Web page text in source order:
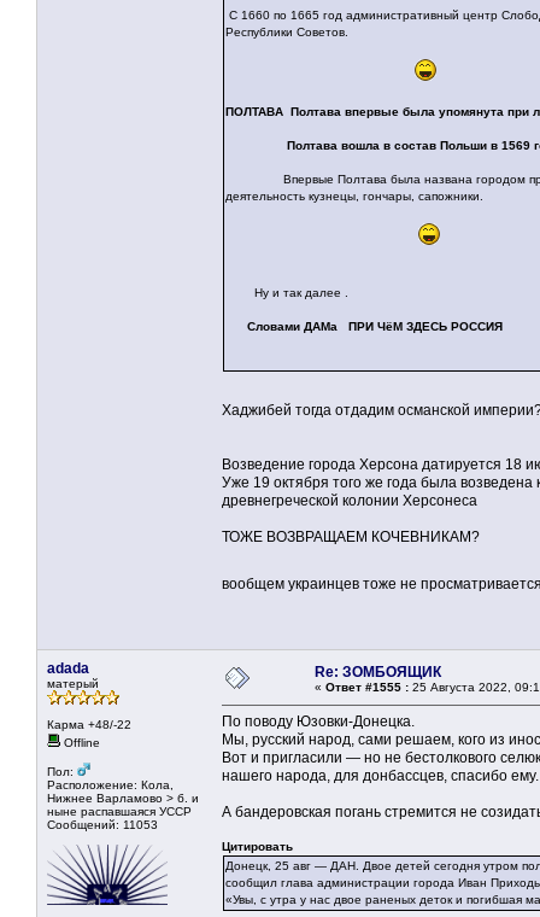
С 1660 по 1665 год административный центр
Республики Советов.
ПОЛТАВА Полтава впервые была упомянута при
Полтава вошла в состав Польши в 1569
Впервые Полтава была названа городом при
деятельность кузнецы, гончары, сапожники.
Ну и так далее .
Словами ДАМа ПРИ ЧёМ ЗДЕСЬ РОССИЯ
Хаджибей тогда отдадим османской
Возведение города Херсона датируется 18
Уже 19 октября того же года была
древнегреческой колонии Херсонеса
ТОЖЕ ВОЗВРАЩАЕМ КОЧЕВНИКАМ?
вообщем украинцев тоже не
adada
матерый
Карма +48/-22
Offline
Пол:
Расположение: Кола,
Нижнее Варламово > б. и
ныне распавшаяся УССР
Сообщений: 11053
Re: ЗОМБОЯЩИК
« Ответ #1555 : 25 Августа 2022,
По поводу Юзовки-Донецка.
Мы, русский народ, сами решаем, кого из
Вот и пригласили — но не бестолкового
нашего народа, для донбассцев, спасибо ему.
А бандеровская погань стремится не
Цитировать
Донецк, 25 авг — ДАН. Двое детей сегодня утром
сообщил глава администрации города Иван
«Увы, с утра у нас двое раненых деток и погибшая